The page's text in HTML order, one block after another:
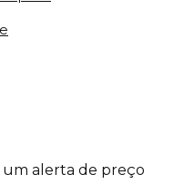
um alerta de preço